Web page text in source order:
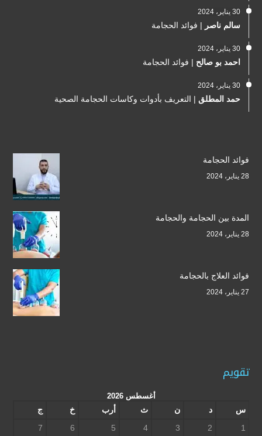
30 يناير، 2024
سالم ناصر | فوائد الحجامة
30 يناير، 2024
احمد بو صالح | فوائد الحجامة
30 يناير، 2024
حمد المطلق | التعريف بأدوات وكاسات الحجامة الصحية
فوائد الحجامة
28 يناير، 2024
المدة بين الحجامة والحجامة
28 يناير، 2024
فوائد العلاج بالحجامة
27 يناير، 2024
تقويم
أغسطس 2026
س د ن ث أرب خ
ج
1
2
3
4
5
6
7